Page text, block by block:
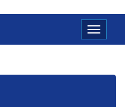
Toggle